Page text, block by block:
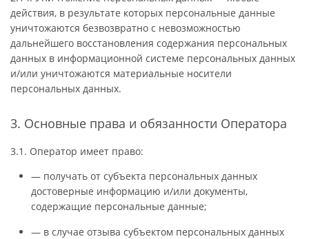
действия, в результате которых персональные данные
уничтожаются безвозвратно с невозможностью
дальнейшего восстановления содержания персональных
данных в информационной системе персональных данных
и/или уничтожаются материальные носители
персональных данных.
3. Основные права и обязанности Оператора
3.1. Оператор имеет право:
— получать от субъекта персональных данных
достоверные информацию и/или документы,
содержащие персональные данные;
— в случае отзыва субъектом персональных данных